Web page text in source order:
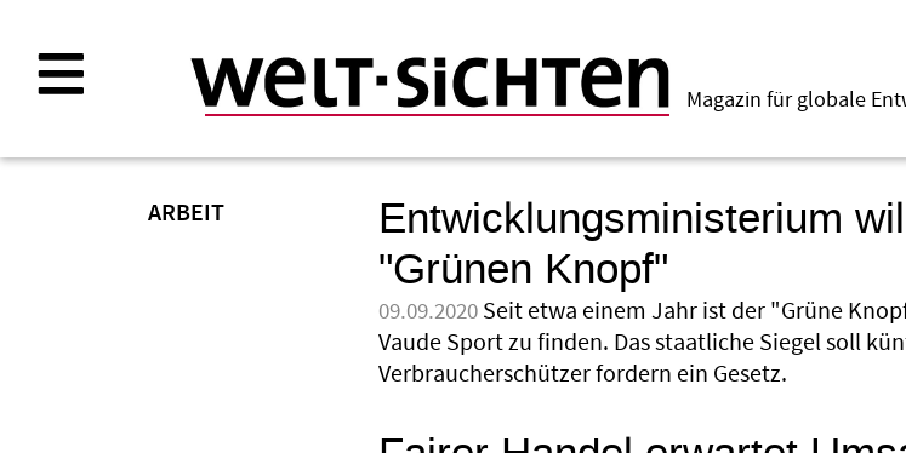
Inhalt
Magazin für globale
ARBEIT
Entwicklungsministerium
"Grünen Knopf"
09.09.2020 Seit etwa einem Jahr ist der "Grüne
Vaude Sport zu finden. Das staatliche Siegel soll
Verbraucherschützer fordern ein Gesetz.